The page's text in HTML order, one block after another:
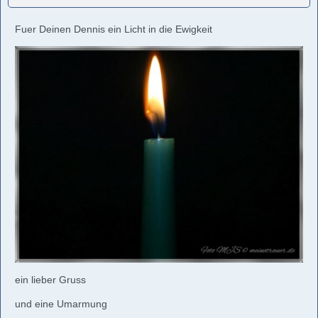
Fuer Deinen Dennis ein Licht in die Ewigkeit
ein lieber Gruss
und eine Umarmung